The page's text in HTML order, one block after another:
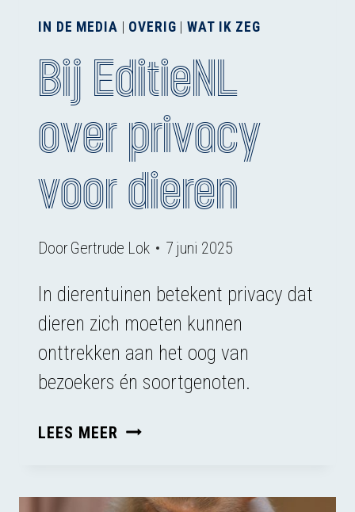
IN DE MEDIA OVERIG |WAT IK ZEG
Bij EditieNL
over privacy
voor dieren
DoorGertrude Lok 7 juni 2025
In dierentuinen betekent privacy dat
dieren zich moeten kunnen
onttrekken aan het oog van
bezoekers én soortgenoten.
LEES MEER BIJ
PRIVACY